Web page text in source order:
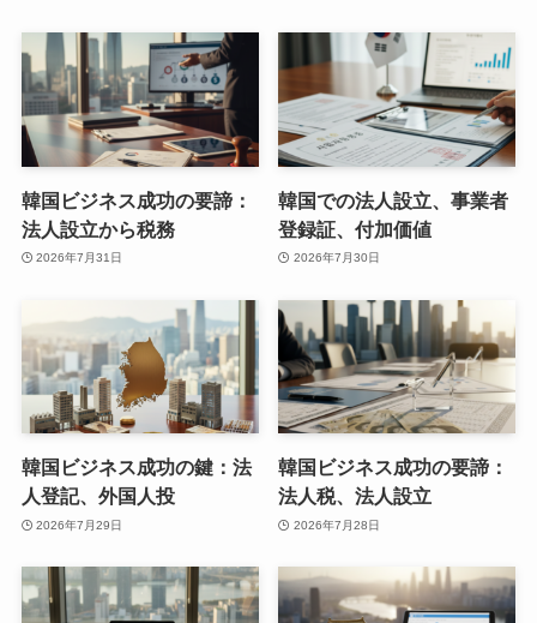
韓国ビジネス成功の要諦：
法人設立から税務
2026年7月31日
韓国での法人設立、事業者
登録証、付加価値
2026年7月30日
韓国ビジネス成功の鍵：法
人登記、外国人投
2026年7月29日
韓国ビジネス成功の要諦：
法人税、法人設立
2026年7月28日